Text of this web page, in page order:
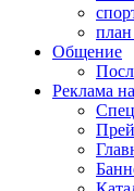
Общение
Реклама